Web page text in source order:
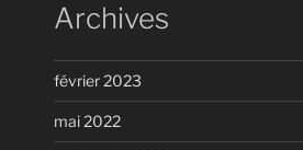
Archives
février 2023
mai 2022